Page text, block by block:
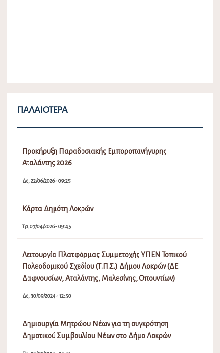
ΠΑΛΑΙΌΤΕΡΑ
Προκήρυξη Παραδοσιακής Εμποροπανήγυρης
Αταλάντης 2026
Δε, 22/06/2026 - 09:25
Κάρτα Δημότη Λοκρών
Τρ, 07/04/2026 - 09:45
Λειτουργία Πλατφόρμας Συμμετοχής ΥΠΕΝ Τοπικού
Πολεοδομικού Σχεδίου (Τ.Π.Σ.) Δήμου Λοκρών (ΔΕ
Δαφνουσίων, Αταλάντης, Μαλεσίνης, Οπουντίων)
Δε, 30/09/2024 - 12:50
Δημιουργία Μητρώου Νέων για τη συγκρότηση
Δημοτικού Συμβουλίου Νέων στο Δήμο Λοκρών